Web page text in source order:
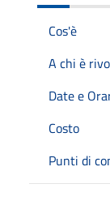
Cos'è
A chi è
Date e
Costo
Punti di